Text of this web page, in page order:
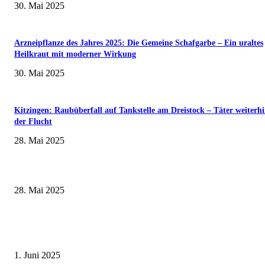
30. Mai 2025
Arzneipflanze des Jahres 2025: Die Gemeine Schafgarbe – Ein uraltes
Heilkraut mit moderner Wirkung
30. Mai 2025
Kitzingen: Raubüberfall auf Tankstelle am Dreistock – Täter
der Flucht
28. Mai 2025
28. Mai 2025
1. Juni 2025